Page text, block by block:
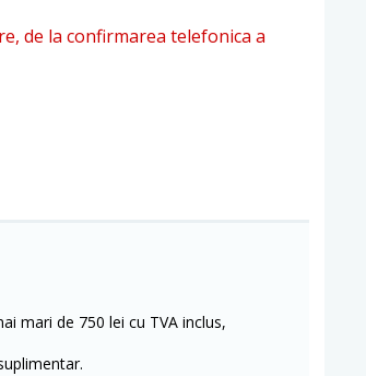
de la confirmarea telefonica a
mari de 750 lei cu TVA inclus,